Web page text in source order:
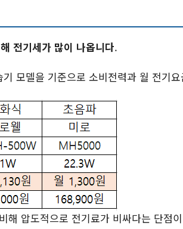
전기세가 많이 나옵니다.
모델을 기준으로 소비전력과 월 전기
해 압도적으로 전기료가 비싸다는 단점